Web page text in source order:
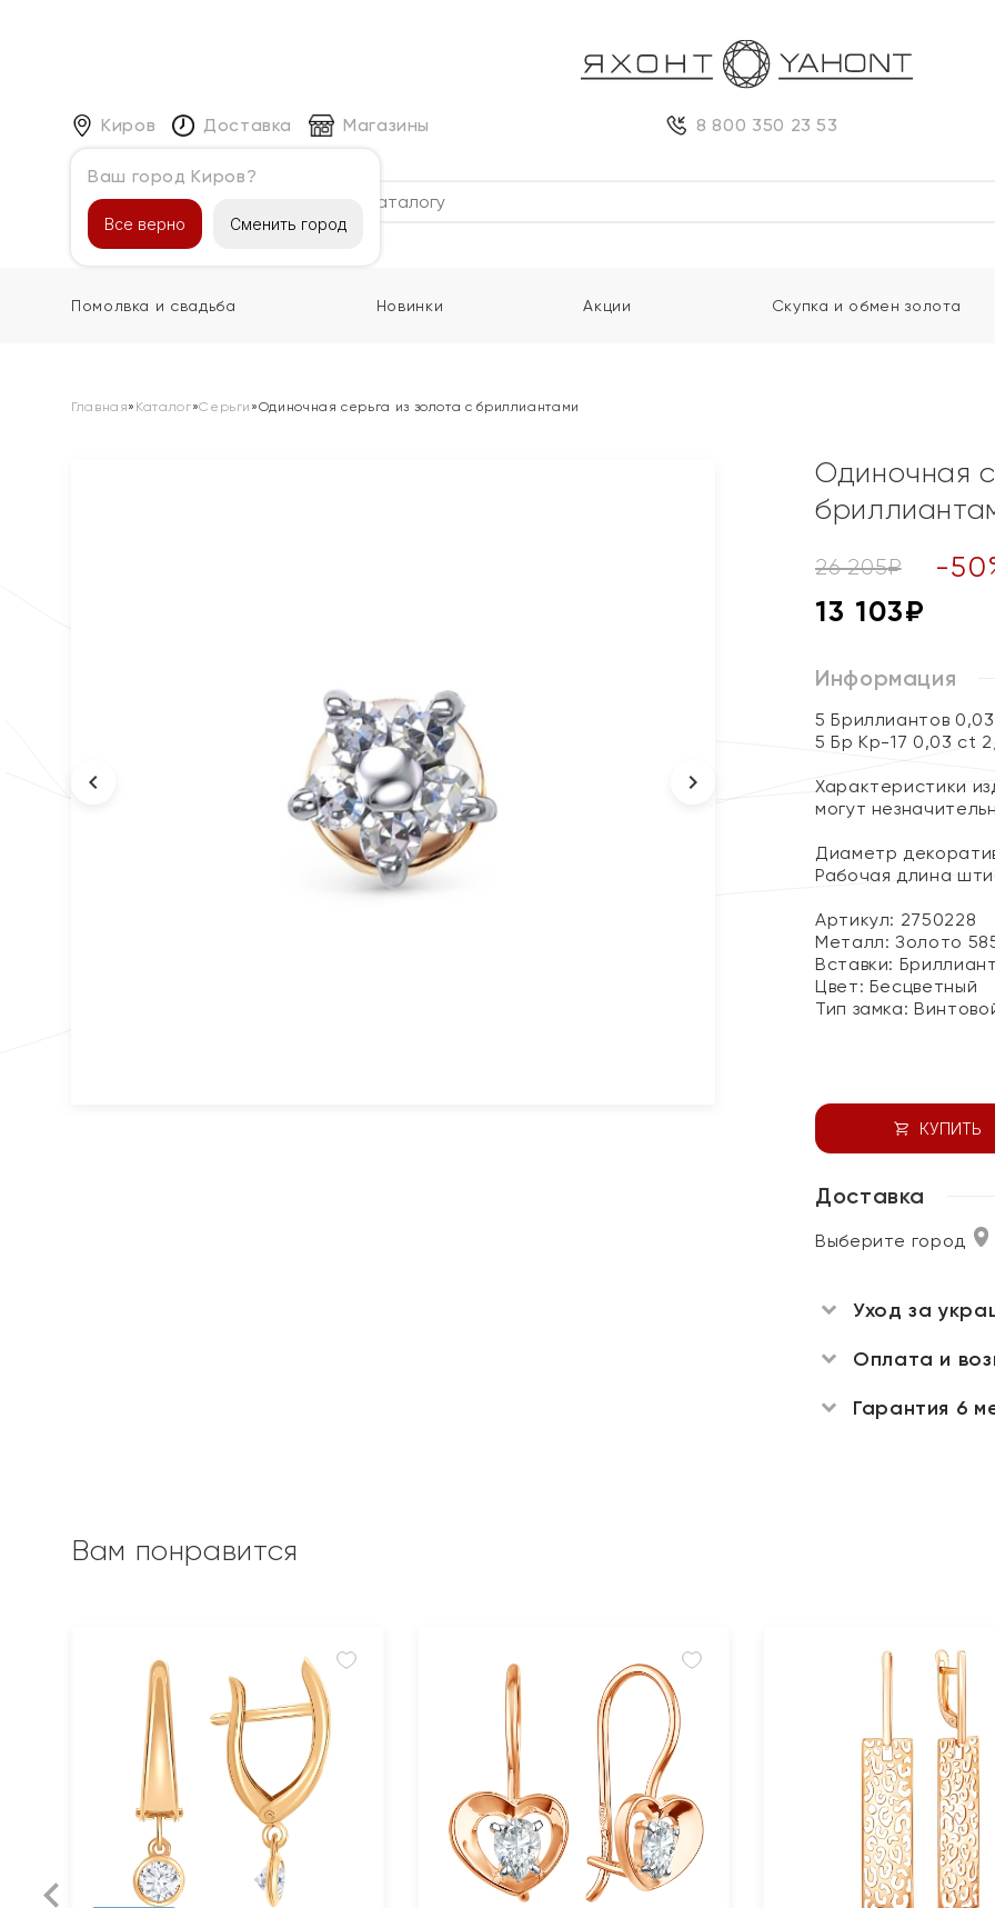
Киров
Ваш город Киров?
Все верно Сменить город
Доставка Магазины 8 800 350 23 53
Каталог
Помолвка и свадьба Новинки Акции Скупка и обмен золота
Главная» Каталог»Серьги »Одиночная серьга из золота с бриллиантами
Одиночная
26 205₽ -50
13 103₽
Информация
5 Бриллиантов
5 Бр Кр-17 0,03 ct
Характеристики
могут
Диаметр
Рабочая длина
Артикул: 2750228
Металл:Золото
Вставки: Бриллиант
Цвет: Бесцветный
Тип замка:
КУПИТЬ
Доставка
Выберите город
Уход за
Оплата и
Гарантия 6
Вам понравится